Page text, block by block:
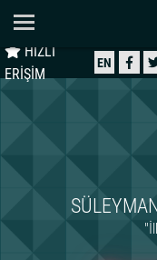
HIZLI
ERİŞİM
EN
ÜNİVERSİTEMİZ
İDARİ
ARAŞTIRMA